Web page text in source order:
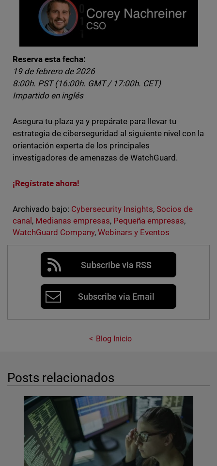
Reserva esta fecha:
19 de febrero de 2026
8:00h. PST (16:00h. GMT / 17:00h. CET)
Impartido en inglés
Asegura tu plaza ya y prepárate para llevar tu
estrategia de ciberseguridad al siguiente nivel con la
orientación experta de los principales
investigadores de amenazas de WatchGuard.
¡Regístrate ahora!
Archivado bajo: Cybersecurity Insights,Socios de
canal , Medianas empresas, Pequeña empresas,
WatchGuard Company, Webinars y Eventos
Subscribe via RSS
Subscribe via Email
Blog Inicio
Posts relacionados